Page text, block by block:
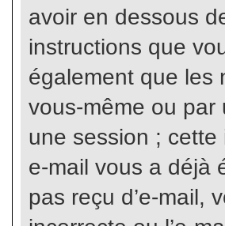
avoir en dessous
instructions que
également que les
vous-même ou par
une session ; cette
e-mail vous a déjà
pas reçu d’e-mail,